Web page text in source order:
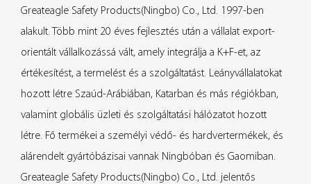
Greateagle Safety Products(Ningbo) Co., Ltd. 1997-ben
alakult. Több mint 20 éves fejlesztés után a vállalat export-
orientált vállalkozássá vált, amely integrálja a K+F-et, az
értékesítést, a termelést és a szolgáltatást. Leányvállalatokat
hozott létre Szaúd-Arábiában, Katarban és más régiókban,
valamint globális üzleti és szolgáltatási hálózatot hozott
létre. Fő termékei a személyi védő- és hardvertermékek, és
alárendelt gyártóbázisai vannak Ningbóban és Gaomiban.
Greateagle Safety Products(Ningbo) Co., Ltd. jelentős